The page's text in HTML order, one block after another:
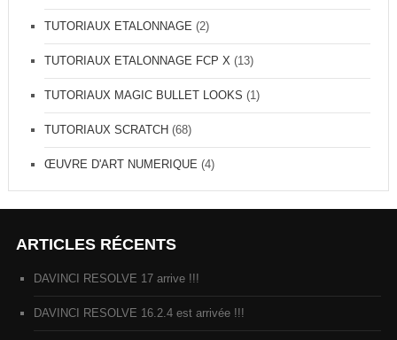
TUTORIAUX ETALONNAGE (2)
TUTORIAUX ETALONNAGE FCP X(13)
TUTORIAUX MAGIC BULLET LOOKS (1)
TUTORIAUX SCRATCH (68)
ŒUVRE D'ART NUMERIQUE (4)
ARTICLES RÉCENTS
DAVINCI RESOLVE 17 arrive !!!
DAVINCI RESOLVE 16.2.4 est arrivée !!!